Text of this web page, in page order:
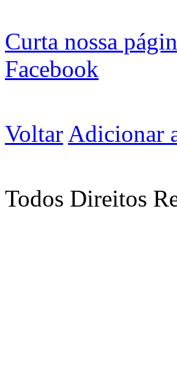
Curta nossa
Facebook
Voltar Adicionar
Todos Direitos